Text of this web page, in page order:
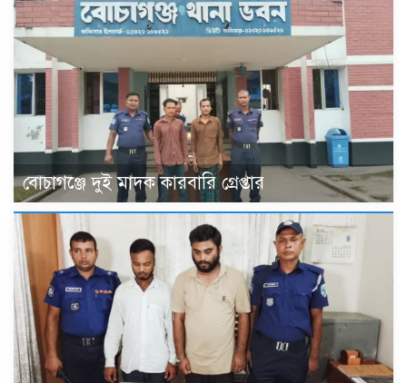
বোচাগঞ্জে দুই মাদক কারবারি গ্রেপ্তার